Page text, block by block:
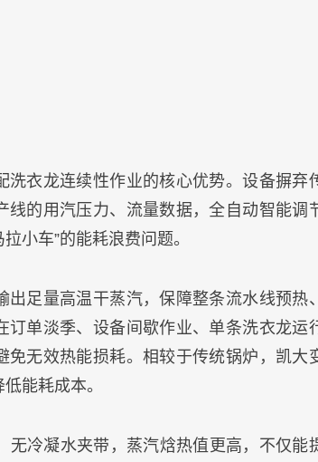
衣龙连续性作业的核心优势。设备摒弃
的用汽压力、流量数据，全自动智能调
小车”的能耗浪费问题。
足量高温干蒸汽，保障整条流水线预热、
单淡季、设备间歇作业、单条洗衣龙运
无效热能损耗。相较于传统锅炉，凯大
能耗成本。
无冷凝水夹带，蒸汽焓热值更高，不仅能